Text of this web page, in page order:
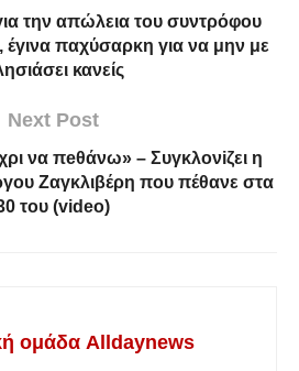
την απώλεια του συντρόφου
παχύσαρκη για να μην με
κανείς
Next Post
να πeθάνω» – Συγκλονiζει η
Ζαγκλιβέρη που πέθανε στα
του (video)
ομάδα Alldaynews